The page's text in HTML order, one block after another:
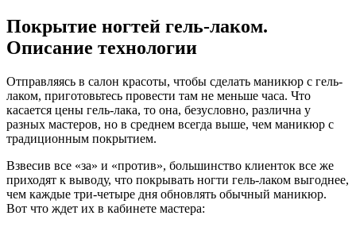
Покрытие ногтей гель-лаком.
Описание технологии
Отправляясь в салон красоты, чтобы сделать маникюр с гель-
лаком, приготовьтесь провести там не меньше часа. Что
касается цены гель-лака, то она, безусловно, различна у
разных мастеров, но в среднем всегда выше, чем маникюр с
традиционным покрытием.
Взвесив все «за» и «против», большинство клиенток все же
приходят к выводу, что покрывать ногти гель-лаком выгоднее,
чем каждые три-четыре дня обновлять обычный маникюр.
Вот что ждет их в кабинете мастера: